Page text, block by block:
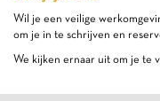
Wil je een veilige
om je in te schrijven en
We kijken ernaar uit om je te